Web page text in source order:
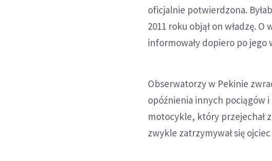
oficjalnie potwierdzona.
2011 roku objął on władzę.
informowały dopiero po jego
Obserwatorzy w Pekinie
opóźnienia innych pociągów
motocykle, który przejechał
zwykle zatrzymywał się